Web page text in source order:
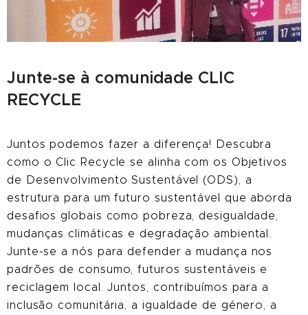
Junte-se à comunidade CLIC
RECYCLE
Juntos podemos fazer a diferença! Descubra
como o Clic Recycle se alinha com os Objetivos
de Desenvolvimento Sustentável (ODS), a
estrutura para um futuro sustentável que aborda
desafios globais como pobreza, desigualdade,
mudanças climáticas e degradação ambiental.
Junte-se a nós para defender a mudança nos
padrões de consumo, futuros sustentáveis ​​e
reciclagem local. Juntos, contribuímos para a
inclusão comunitária, a igualdade de género, a